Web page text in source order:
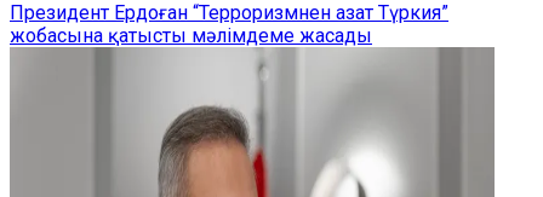
Президент Ердоған “Терроризмнен азат Түркия”
жобасына қатысты мәлімдеме жасады